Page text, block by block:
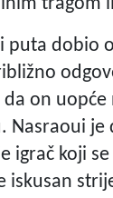
tragom
puta dobio
da on
Nasraoui
igrač koji
iskusan